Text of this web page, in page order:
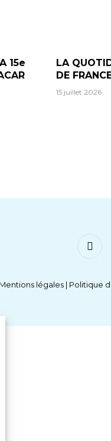
15e
LA
DE
15 juillet 2026
Mentions légales | Politique